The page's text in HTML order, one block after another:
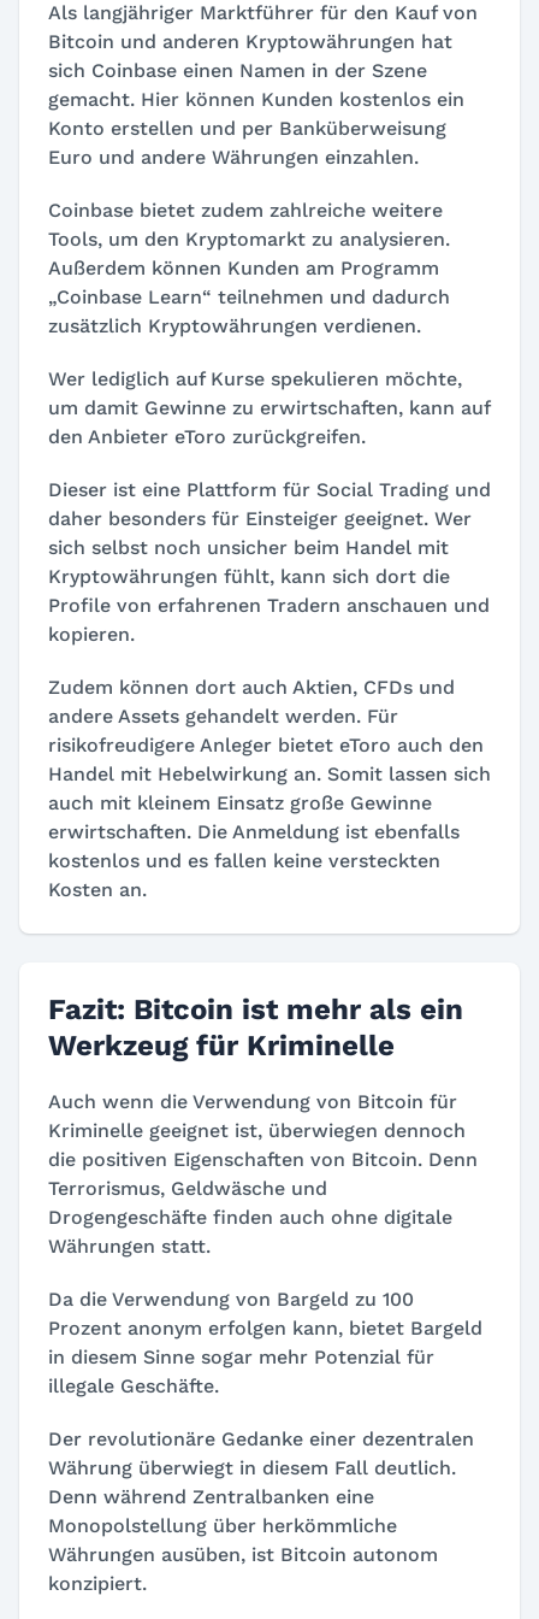
Als langjähriger Marktführer für den Kauf von
Bitcoin und anderen Kryptowährungen hat
sich Coinbase einen Namen in der Szene
gemacht. Hier können Kunden kostenlos ein
Konto erstellen und per Banküberweisung
Euro und andere Währungen einzahlen.
Coinbase bietet zudem zahlreiche weitere
Tools, um den Kryptomarkt zu analysieren.
Außerdem können Kunden am Programm
„Coinbase Learn“ teilnehmen und dadurch
zusätzlich Kryptowährungen verdienen.
Wer lediglich auf Kurse spekulieren möchte,
um damit Gewinne zu erwirtschaften, kann auf
den Anbieter eToro zurückgreifen.
Dieser ist eine Plattform für Social Trading und
daher besonders für Einsteiger geeignet. Wer
sich selbst noch unsicher beim Handel mit
Kryptowährungen fühlt, kann sich dort die
Profile von erfahrenen Tradern anschauen und
kopieren.
Zudem können dort auch Aktien, CFDs und
andere Assets gehandelt werden. Für
risikofreudigere Anleger bietet eToro auch den
Handel mit Hebelwirkung an. Somit lassen sich
auch mit kleinem Einsatz große Gewinne
erwirtschaften. Die Anmeldung ist ebenfalls
kostenlos und es fallen keine versteckten
Kosten an.
Fazit: Bitcoin ist mehr als ein
Werkzeug für Kriminelle
Auch wenn die Verwendung von Bitcoin für
Kriminelle geeignet ist, überwiegen dennoch
die positiven Eigenschaften von Bitcoin. Denn
Terrorismus, Geldwäsche und
Drogengeschäfte finden auch ohne digitale
Währungen statt.
Da die Verwendung von Bargeld zu 100
Prozent anonym erfolgen kann, bietet Bargeld
in diesem Sinne sogar mehr Potenzial für
illegale Geschäfte.
Der revolutionäre Gedanke einer dezentralen
Währung überwiegt in diesem Fall deutlich.
Denn während Zentralbanken eine
Monopolstellung über herkömmliche
Währungen ausüben, ist Bitcoin autonom
konzipiert.